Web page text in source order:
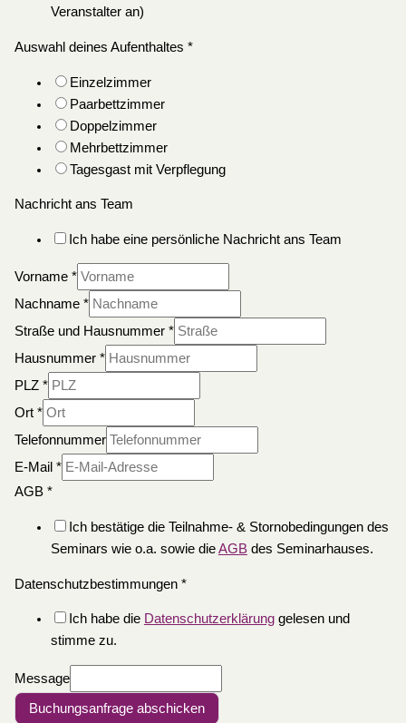
Veranstalter an)
Auswahl deines Aufenthaltes *
Einzelzimmer
Paarbettzimmer
Doppelzimmer
Mehrbettzimmer
Tagesgast mit Verpflegung
Nachricht ans Team
Ich habe eine persönliche Nachricht ans Team
Vorname *
Nachname *
Straße und Hausnummer *
Hausnummer *
PLZ *
Ort *
Telefonnummer
E-Mail *
AGB *
Ich bestätige die Teilnahme- & Stornobedingungen des
Seminars wie o.a. sowie dieAGBdes Seminarhauses.
Datenschutzbestimmungen *
Ich habe die Datenschutzerklärunggelesen und
stimme zu.
Message
Buchungsanfrage abschicken